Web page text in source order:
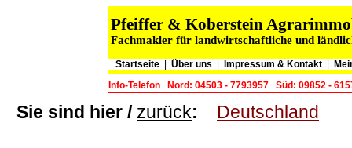
Pfeiffer & Koberstein
Fachmakler für landwirtschaftliche und
Startseite Über uns Impressum & Kontakt
Info-Telefon
Nord: 04503 - 7793957 Süd: 09852 -
Sie sind hier / zurück: Deutschland